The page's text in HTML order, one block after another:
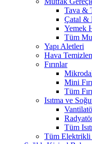
Tava &
Çatal &
Yemek
Tüm
Yapı Aletleri
Hava
Fırınlar
Mini
Tüm
Isıtma ve
Tüm
Tüm Elektrikli